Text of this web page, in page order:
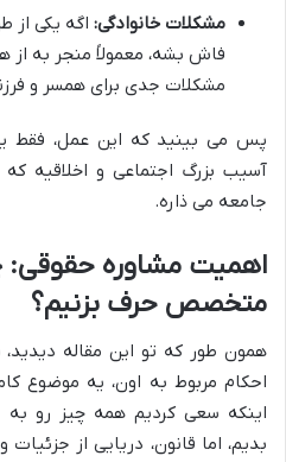
مشکلات خانوادگی: اگه یکی از
فاش بشه، معمولاً منجر به از
مشکلات جدی برای همسر و
پس می بینید که این عمل، فقط
آسیب بزرگ اجتماعی و اخلاقیه که
جامعه می ذاره.
اهمیت مشاوره حقوقی:
متخصص حرف بزنیم؟
همون طور که تو این مقاله
احکام مربوط به اون، یه موضوع
اینکه سعی کردیم همه چیز رو
بدیم، اما قانون، دریایی از